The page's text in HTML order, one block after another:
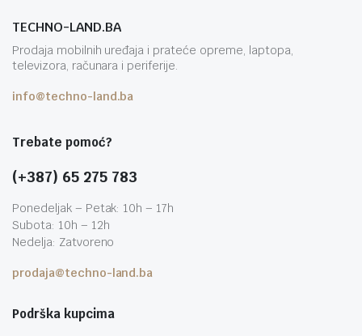
TECHNO-LAND.BA
Prodaja mobilnih uređaja i prateće opreme, laptopa,
televizora, računara i periferije.
info@techno-land.ba
Trebate pomoć?
(+387) 65 275 783
Ponedeljak – Petak: 10h – 17h
Subota: 10h – 12h
Nedelja: Zatvoreno
prodaja@techno-land.ba
Podrška kupcima